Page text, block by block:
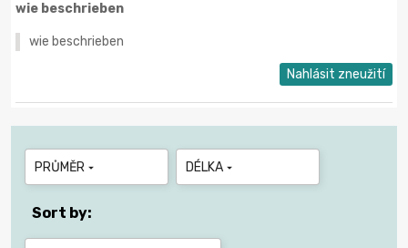
wie beschrieben
wie beschrieben
Nahlásit zneužití
PRŮMĚR  DÉLKA 
Sort by: